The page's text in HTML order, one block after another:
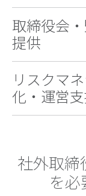
取締役会
提供
リスクマ
化・運営
社外取締
を必